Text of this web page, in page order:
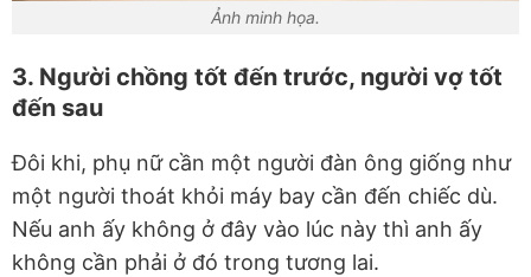
Ảnh minh họa.
3. Người chồng tốt đến trước, người vợ tốt
đến sau
Đôi khi, phụ nữ cần một người đàn ông giống như
một người thoát khỏi máy bay cần đến chiếc dù.
Nếu anh ấy không ở đây vào lúc này thì anh ấy
không cần phải ở đó trong tương lai.